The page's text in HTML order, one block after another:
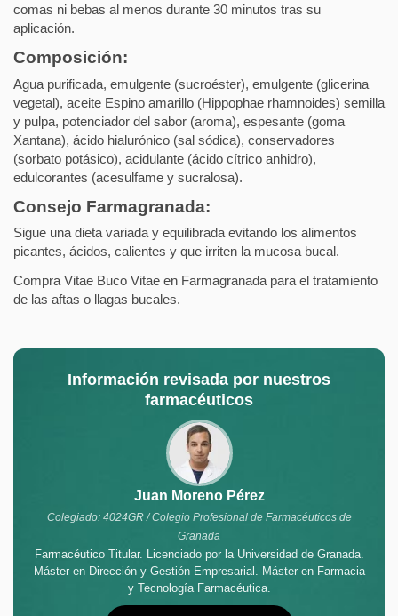
comas ni bebas al menos durante 30 minutos tras su
aplicación.
Composición:
Agua purificada, emulgente (sucroéster), emulgente (glicerina
vegetal), aceite Espino amarillo (Hippophae rhamnoides) semilla
y pulpa, potenciador del sabor (aroma), espesante (goma
Xantana), ácido hialurónico (sal sódica), conservadores
(sorbato potásico), acidulante (ácido cítrico anhidro),
edulcorantes (acesulfame y sucralosa).
Consejo Farmagranada:
Sigue una dieta variada y equilibrada evitando los alimentos
picantes, ácidos, calientes y que irriten la mucosa bucal.
Compra Vitae Buco Vitae en Farmagranada para el tratamiento
de las aftas o llagas bucales.
Información revisada por nuestros
farmacéuticos
Juan Moreno Pérez
Colegiado: 4024GR / Colegio Profesional de Farmacéuticos de
Granada
Farmacéutico Titular. Licenciado por la Universidad de Granada.
Máster en Dirección y Gestión Empresarial. Máster en Farmacia
y Tecnología Farmacéutica.